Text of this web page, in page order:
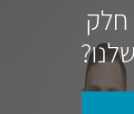
חלק